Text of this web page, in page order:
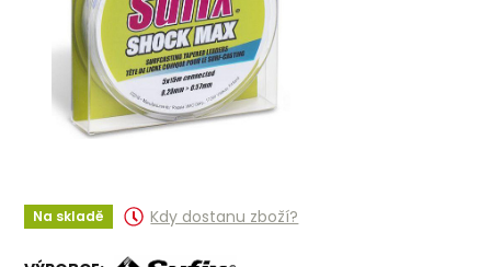
Na skladě Kdy dostanu zboží?